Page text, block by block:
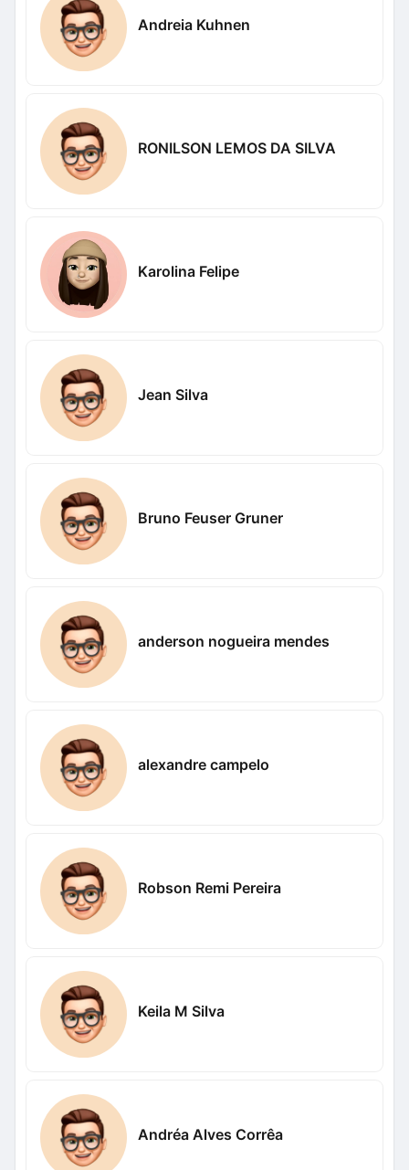
Andreia Kuhnen
RONILSON LEMOS DA SILVA
Karolina Felipe
Jean Silva
Bruno Feuser Gruner
anderson nogueira mendes
alexandre campelo
Robson Remi Pereira
Keila M Silva
Andréa Alves Corrêa